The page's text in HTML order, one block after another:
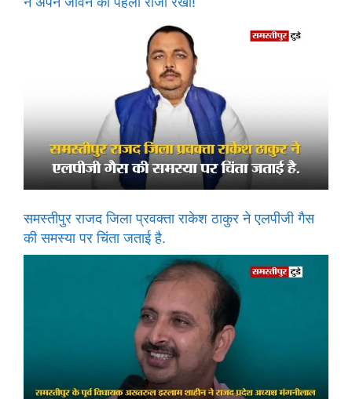
समस्तीपुर राजद जिला प्रवक्ता राकेश ठाकुर ने एलपीजी गैस
की समस्या पर चिंता जताई है.